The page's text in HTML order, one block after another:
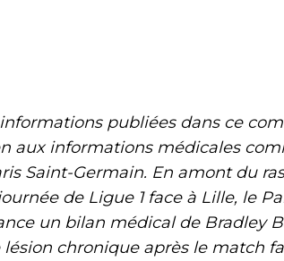
informations publiées dans ce
aux informations médicales
Saint-Germain. En amont du
de Ligue 1 face à Lille, le
un bilan médical de Bradley
lésion chronique après le match